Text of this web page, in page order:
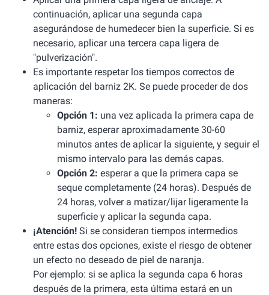
continuación, aplicar una segunda capa
asegurándose de humedecer bien la superficie. Si es
necesario, aplicar una tercera capa ligera de
"pulverización".
Es importante respetar los tiempos correctos de
aplicación del barniz 2K. Se puede proceder de dos
maneras:
Opción 1: una vez aplicada la primera capa de
barniz, esperar aproximadamente 30-60
minutos antes de aplicar la siguiente, y seguir el
mismo intervalo para las demás capas.
Opción 2: esperar a que la primera capa se
seque completamente (24 horas). Después de
24 horas, volver a matizar/lijar ligeramente la
superficie y aplicar la segunda capa.
¡Atención! Si se consideran tiempos intermedios
entre estas dos opciones, existe el riesgo de obtener
un efecto no deseado de piel de naranja.
Por ejemplo: si se aplica la segunda capa 6 horas
después de la primera, esta última estará en un